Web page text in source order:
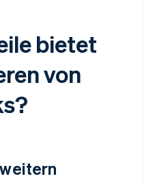
bietet
von